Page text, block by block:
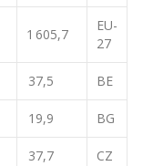
1 605,7
EU-
27
37,5 BE
19,9 BG
37,7 CZ